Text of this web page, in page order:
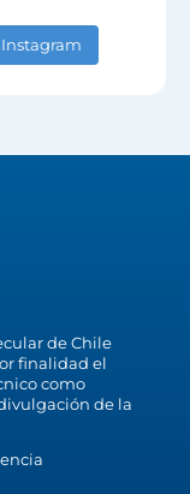
de Chile
finalidad el
como
de la